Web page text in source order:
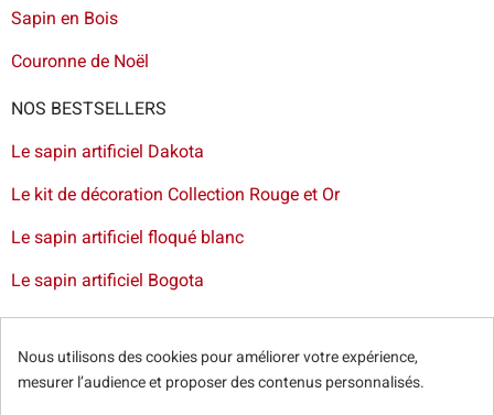
Sapin en Bois
Couronne de Noël
NOS BESTSELLERS
Le sapin artificiel Dakota
Le kit de décoration Collection Rouge et Or
Le sapin artificiel floqué blanc
Le sapin artificiel Bogota
Paris-Livraison de votre sapin à Nantes-Livraison de
sapin artificiel à Bordeaux
Nous utilisons des cookies pour améliorer votre expérience,
mesurer l’audience et proposer des contenus personnalisés.